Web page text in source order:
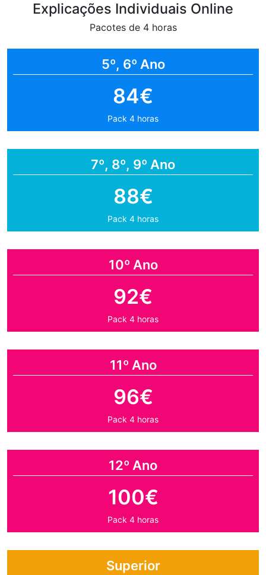
Explicações Individuais Online
Pacotes de 4 horas
5º, 6º Ano
84€
Pack 4 horas
7º, 8º, 9º Ano
88€
Pack 4 horas
10º Ano
92€
Pack 4 horas
11º Ano
96€
Pack 4 horas
12º Ano
100€
Pack 4 horas
Superior